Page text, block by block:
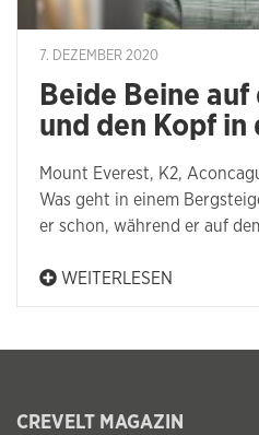
7. DEZEMBER 2020
Beide Beine
und den Kopf in
Mount Everest, K2,
Was geht in einem
er schon, während er auf
WEITERLESEN
CREVELT MAGAZIN